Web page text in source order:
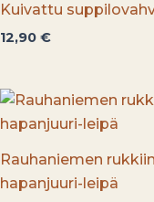
Kuivattu
12,90 €
Rauhaniemen
hapanjuuri-leipä